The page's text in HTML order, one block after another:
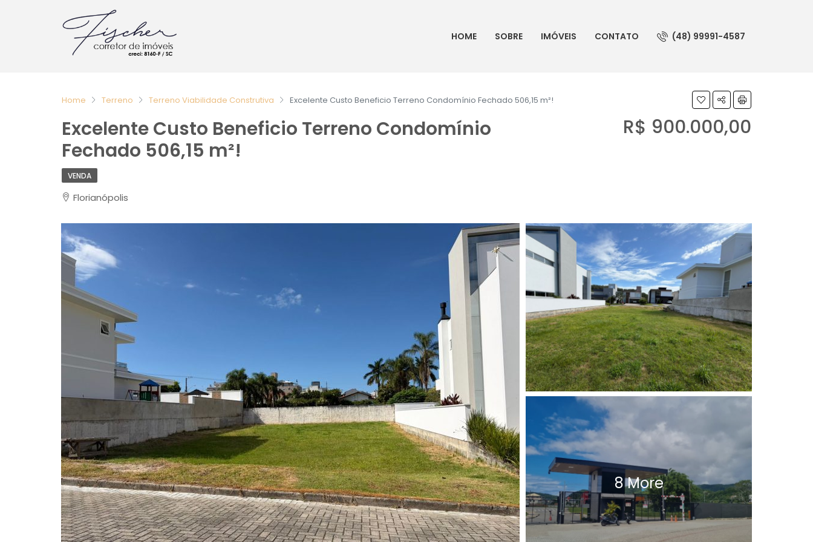
HOME SOBRE IMÓVEIS CONTATO (48) 99991-4587
Home Terreno Terreno Viabilidade Construtiva Excelente Custo Beneficio Terreno Condomínio Fechado 506,15 m²!
Excelente Custo Beneficio Terreno Condomínio
Fechado 506,15 m²!
R$ 900.000,00
VENDA
Florianópolis
8 More